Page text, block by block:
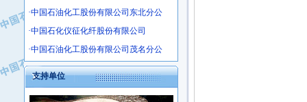
·华北石油新大禹环保设备有限公司
·河北翼凌机械制造总厂
·萍乡市庞泰化工填料有限公司
·实华(天津)国际贸易有限公司
·上海宝钢商贸有限公司
·辽河石油勘探局总机械厂
·中国石油化工股份有限公司东北分公
·中国石化仪征化纤股份有限公司
·中国石油化工股份有限公司茂名分公
支持单位